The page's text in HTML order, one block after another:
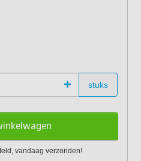
+ stuks
vandaag verzonden!